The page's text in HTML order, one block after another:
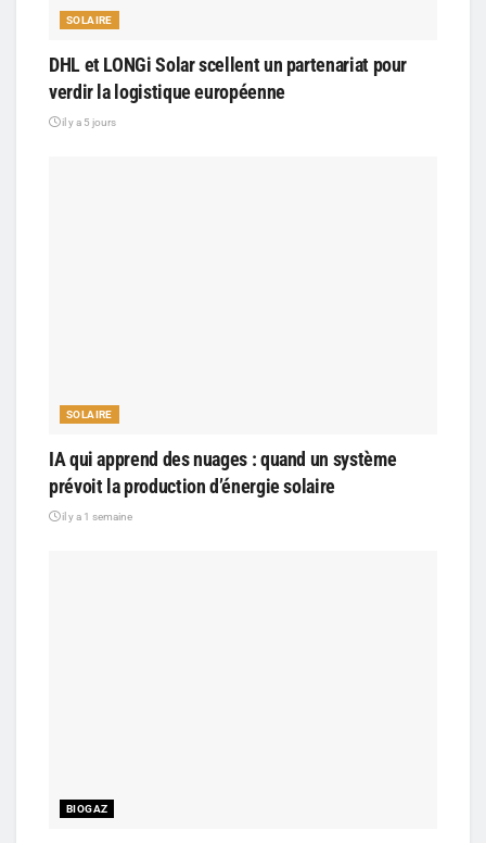
SOLAIRE
DHL et LONGi Solar scellent un partenariat pour
verdir la logistique européenne
il y a 5 jours
SOLAIRE
IA qui apprend des nuages : quand un système
prévoit la production d’énergie solaire
il y a 1 semaine
BIOGAZ